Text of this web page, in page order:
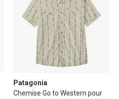
Patagonia
Chemise Go to Western pour